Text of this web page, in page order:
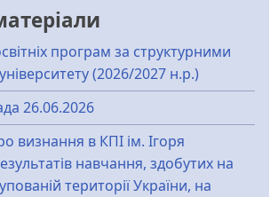
програм за структурними
(2026/2027 н.р.)
26.06.2026
визнання в КПІ ім. Ігоря
навчання, здобутих на
території України, на